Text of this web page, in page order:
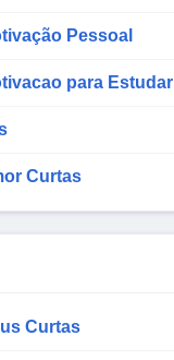
Pessoal
para Estudar
Curtas
Curtas